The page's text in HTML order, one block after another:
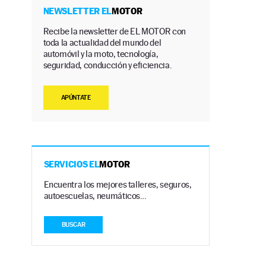
NEWSLETTER ELMOTOR
Recibe la newsletter de EL MOTOR con
toda la actualidad del mundo del
automóvil y la moto, tecnología,
seguridad, conducción y eficiencia.
APÚNTATE
SERVICIOS ELMOTOR
Encuentra los mejores talleres, seguros,
autoescuelas, neumáticos…
BUSCAR